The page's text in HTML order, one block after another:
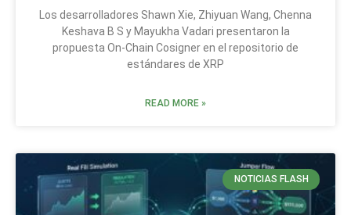
Los desarrolladores Shawn Xie, Zhiyuan Wang, Chenna
Keshava B S y Mayukha Vadari presentaron la
propuesta On-Chain Cosigner en el repositorio de
estándares de XRP
READ MORE »
NOTICIAS FLASH